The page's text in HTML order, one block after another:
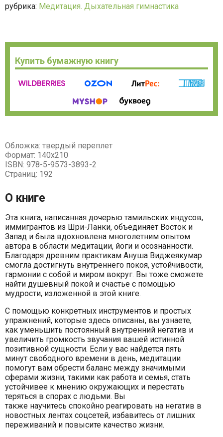
рубрика: Медитация. Дыхательная гимнастика
Купить бумажную книгу
Обложка: твердый переплет
Формат: 140х210
ISBN: 978-5-9573-3893-2
Страниц: 192
О книге
Эта книга, написанная дочерью тамильских индусов,
иммигрантов из Шри-Ланки, объединяет Восток и
Запад и была вдохновлена многолетним опытом
автора в области медитации, йоги и осознанности.
Благодаря древним практикам Ануша Виджеякумар
смогла достигнуть внутреннего покоя, устойчивости,
гармонии с собой и миром вокруг. Вы тоже сможете
найти душевный покой и счастье с помощью
мудрости, изложенной в этой книге.
С помощью конкретных инструментов и простых
упражнений, которые здесь описаны, вы узнаете,
как уменьшить постоянный внутренний негатив и
увеличить громкость звучания вашей истинной
позитивной сущности. Если у вас найдется пять
минут свободного времени в день, медитации
помогут вам обрести баланс между значимыми
сферами жизни, такими как работа и семья, стать
устойчивее к мнению окружающих и перестать
теряться в спорах с людьми. Вы
также научитесь спокойно реагировать на негатив в
новостных лентах соцсетей, избавитесь от лишних
переживаний и повысите качество жизни.